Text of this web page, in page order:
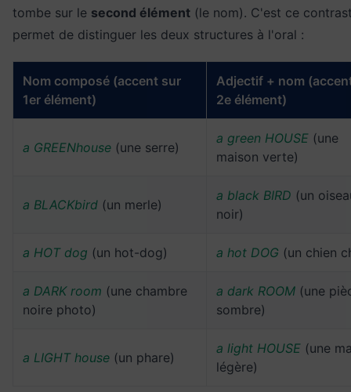
tombe sur le second élément (le nom). C'est ce
permet de distinguer les deux structures à l'oral :
Nom composé (accent sur
1er élément)
Adjectif + nom
2e élément)
a GREENhouse (une serre)
a green HOUSE (une
maison verte)
a BLACKbird (un merle)
a black BIRD (un
noir)
a HOT dog (un hot-dog) a hot DOG (un chien
a DARK room (une chambre
noire photo)
a dark ROOM (une
sombre)
a LIGHT house (un phare)
a light HOUSE (une
légère)